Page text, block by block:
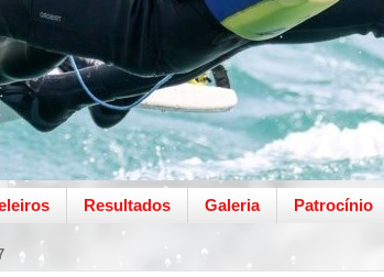
Resultados Galeria Patrocínio